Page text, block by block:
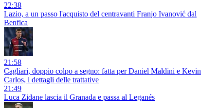
22:38
Lazio, a un passo l'acquisto del centravanti Franjo Ivanović dal
Benfica
21:58
Cagliari, doppio colpo a segno: fatta per Daniel Maldini e Kevin
Carlos, i dettagli delle trattative
21:49
Luca Zidane lascia il Granada e passa al Leganés